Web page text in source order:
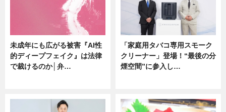
未成年にも広がる被害『AI性
的ディープフェイク』は法律
で裁けるのか│弁…
「家庭用タバコ専用スモーク
クリーナー」登場！“最後の分
煙空間”に参入し…